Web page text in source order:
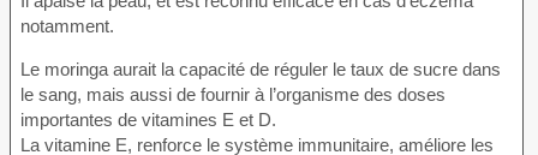
notamment.
Le moringa aurait la capacité de réguler le taux de sucre dans
le sang, mais aussi de fournir à l’organisme des doses
importantes de vitamines E et D.
La vitamine E, renforce le système immunitaire, améliore les